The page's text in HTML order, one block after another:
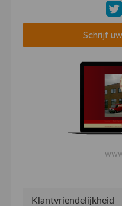
Schrijf
Klantvriendelijkheid